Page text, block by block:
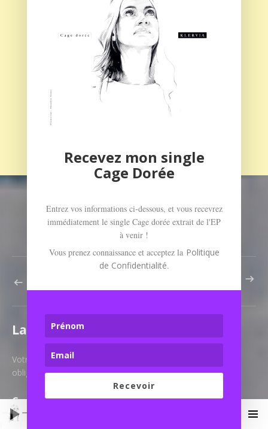
PUBLIÉ DANS : JOURNAL
Navigation de l’article
ARTICLE PRÉCÉDENT : MON PREMIER ALBUM FOLK : UNDER THE
Laisser un commentaire
Votre adresse e-mail ne sera pas publiée.
obligatoires sont indiqués avec*
Commentaire*
Recevez mon single
Cage Dorée
Entrez vos informations ci-dessous, et vous recevrez
immédiatement le single Cage dorée extrait de l'EP
à venir !
Vous prenez connaissance et acceptez la Politique
de Confidentialité.
Recevoir
Lecteur audio